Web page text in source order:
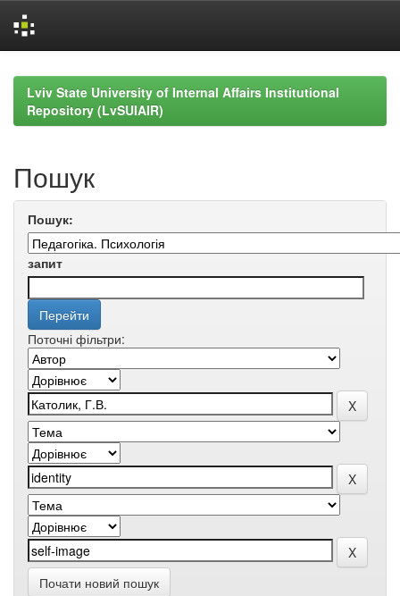
navigationLviv State University of Internal Affairs Institutional
Repository (LvSUIAIR)
Пошук
Пошук:
запит
Поточні фільтри:
Почати новий пошук